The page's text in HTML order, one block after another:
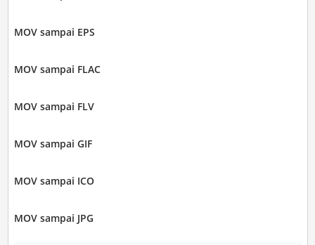
MOV sampai EPS
MOV sampai FLAC
MOV sampai FLV
MOV sampai GIF
MOV sampai ICO
MOV sampai JPG